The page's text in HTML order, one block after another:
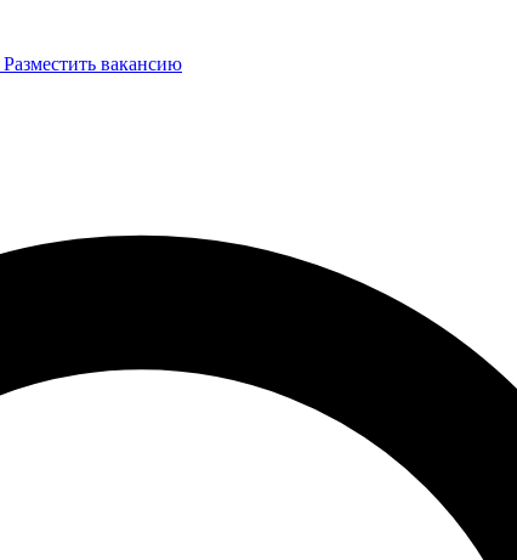
Разместить вакансию